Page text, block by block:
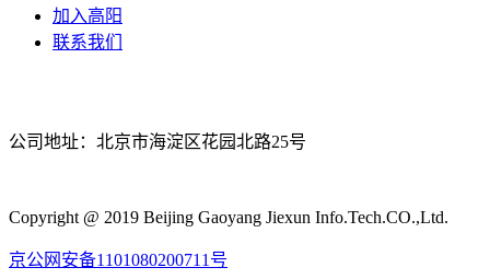
加入高阳
联系我们
公司地址：北京市海淀区花园北路25号
Copyright @ 2019 Beijing Gaoyang Jiexun Info.Tech.CO.,Ltd.
京公网安备1101080200711号